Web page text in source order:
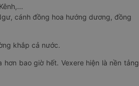
cánh đồng hoa hướng dương, đồng
khắp cả nước.
bao giờ hết. Vexere hiện là nền tảng